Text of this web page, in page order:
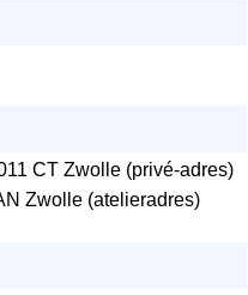
CT Zwolle (privé-adres)
Zwolle (atelieradres)